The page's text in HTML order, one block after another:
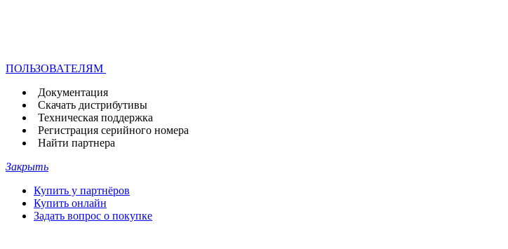
ПОЛЬЗОВАТЕЛЯМ
Документация
Скачать дистрибутивы
Техническая поддержка
Регистрация серийного номера
Найти партнера
Закрыть
Купить у партнёров
Купить онлайн
Задать вопрос о покупке